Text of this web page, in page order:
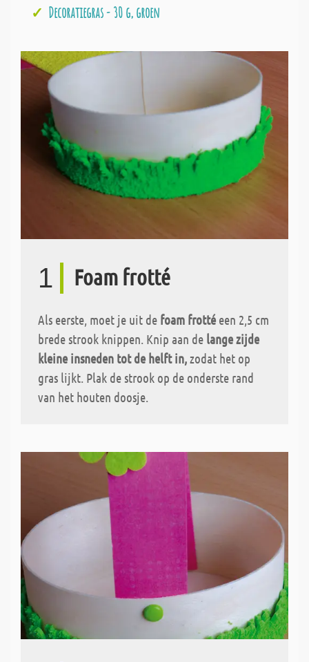
Decoratiegras - 30 g, groen
1 Foam frotté
Als eerste, moet je uit de foam frotté een 2,5 cm
brede strook knippen. Knip aan de lange zijde
kleine insneden tot de helft in,zodat het op
gras lijkt. Plak de strook op de onderste rand
van het houten doosje.